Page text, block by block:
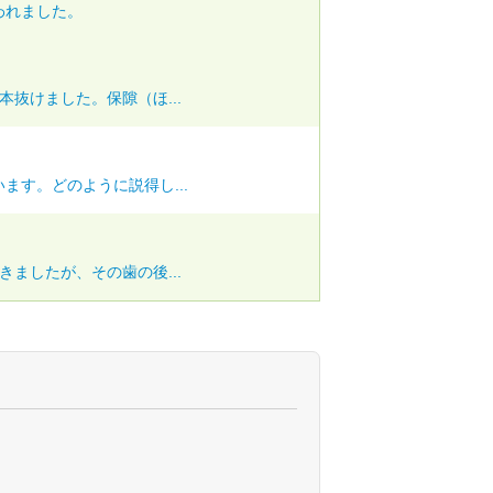
ました。
抜けました。保隙（ほ...
す。どのように説得し...
ましたが、その歯の後...